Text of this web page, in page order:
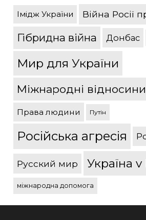
Імідж України Війна Росії
Гібридна війна Донбас
Мир для України
Міжнародні відносини
Права людини Путін
Російська агресія
Русский мир Україна v
міжнародна допомога